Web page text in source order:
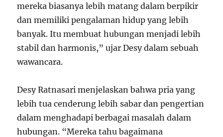
mereka biasanya lebih matang dalam berpikir
dan memiliki pengalaman hidup yang lebih
banyak. Itu membuat hubungan menjadi lebih
stabil dan harmonis,” ujar Desy dalam sebuah
wawancara.
Desy Ratnasari menjelaskan bahwa pria yang
lebih tua cenderung lebih sabar dan pengertian
dalam menghadapi berbagai masalah dalam
hubungan. “Mereka tahu bagaimana